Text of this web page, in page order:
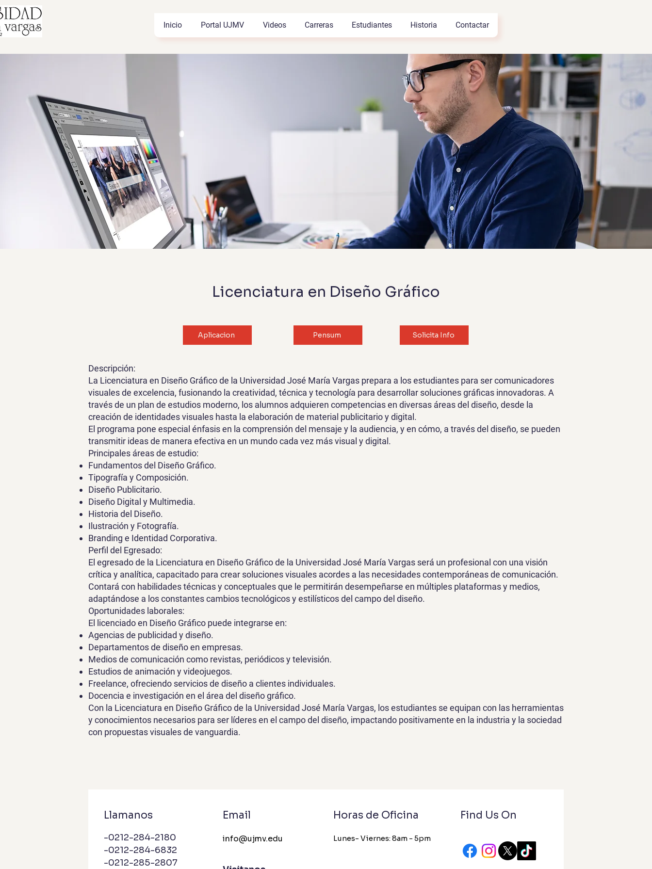
Inicio Portal UJMV Videos Carreras Estudiantes Historia Contactar
Licenciatura en Diseño Gráfico
Aplicacion Pensum Solicita Info
Descripción:
La Licenciatura en Diseño Gráfico de la Universidad José María Vargas prepara a los estudiantes para ser comunicadores
visuales de excelencia, fusionando la creatividad, técnica y tecnología para desarrollar soluciones gráficas innovadoras. A
través de un plan de estudios moderno, los alumnos adquieren competencias en diversas áreas del diseño, desde la
creación de identidades visuales hasta la elaboración de material publicitario y digital.
El programa pone especial énfasis en la comprensión del mensaje y la audiencia, y en cómo, a través del diseño, se pueden
transmitir ideas de manera efectiva en un mundo cada vez más visual y digital.
Principales áreas de estudio:
Fundamentos del Diseño Gráfico.
Tipografía y Composición.
Diseño Publicitario.
Diseño Digital y Multimedia.
Historia del Diseño.
Ilustración y Fotografía.
Branding e Identidad Corporativa.
Perfil del Egresado:
El egresado de la Licenciatura en Diseño Gráfico de la Universidad José María Vargas será un profesional con una visión
crítica y analítica, capacitado para crear soluciones visuales acordes a las necesidades contemporáneas de comunicación.
Contará con habilidades técnicas y conceptuales que le permitirán desempeñarse en múltiples plataformas y medios,
adaptándose a los constantes cambios tecnológicos y estilísticos del campo del diseño.
Oportunidades laborales:
El licenciado en Diseño Gráfico puede integrarse en:
Agencias de publicidad y diseño.
Departamentos de diseño en empresas.
Medios de comunicación como revistas, periódicos y televisión.
Estudios de animación y videojuegos.
Freelance, ofreciendo servicios de diseño a clientes individuales.
Docencia e investigación en el área del diseño gráfico.
Con la Licenciatura en Diseño Gráfico de la Universidad José María Vargas, los estudiantes se equipan con las herramientas
y conocimientos necesarios para ser líderes en el campo del diseño, impactando positivamente en la industria y la sociedad
con propuestas visuales de vanguardia.
Llamanos
-0212-284-2180
-0212-284-6832
-0212-285-2807
Email
info@ujmv.edu
Horas de Oficina
Lunes- Viernes: 8am - 5pm
Find Us On